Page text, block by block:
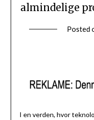
almindelige
Posted
I en verden, hvor